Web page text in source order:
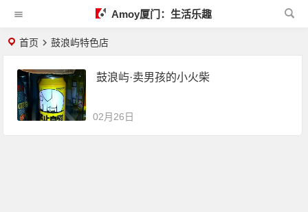
Amoy厦门：生活乐趣
首页 鼓浪屿特色店
鼓浪屿·卖男孩的小火柴
02月26日